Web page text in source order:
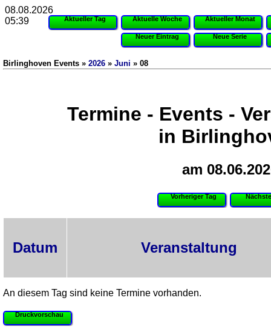
Aktueller Tag Aktuelle Woche Aktueller Monat
Neuer Eintrag Neue Serie
Birlinghoven Events » 2026 » Juni » 08
Termine - Events -
in
am
Vorheriger Tag
Datum Veranstaltung
An diesem Tag sind keine Termine vorhanden.
Druckvorschau
08.08.2026
05:39